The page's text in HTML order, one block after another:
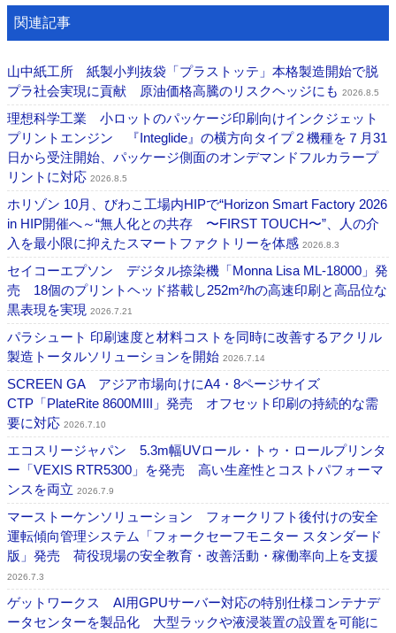
関連記事
山中紙工所 紙製小判抜袋「プラストッテ」本格製造開始で脱
プラ社会実現に貢献 原油価格高騰のリスクヘッジにも 2026.8.5
理想科学工業 小ロットのパッケージ印刷向けインクジェット
プリントエンジン 『Integlide』の横方向タイプ２機種を７月31
日から受注開始、パッケージ側面のオンデマンドフルカラープ
リントに対応 2026.8.5
ホリゾン 10月、びわこ工場内HIPで“Horizon Smart Factory 2026
in HIP開催へ～“無人化との共存 〜FIRST TOUCH〜”、人の介
入を最小限に抑えたスマートファクトリーを体感 2026.8.3
セイコーエプソン デジタル捺染機「Monna Lisa ML-18000」発
売 18個のプリントヘッド搭載し252m²/hの高速印刷と高品位な
黒表現を実現 2026.7.21
パラシュート 印刷速度と材料コストを同時に改善するアクリル
製造トータルソリューションを開始 2026.7.14
SCREEN GA アジア市場向けにA4・8ページサイズ
CTP「PlateRite 8600MIII」発売 オフセット印刷の持続的な需
要に対応 2026.7.10
エコスリージャパン 5.3m幅UVロール・トゥ・ロールプリンタ
ー「VEXIS RTR5300」を発売 高い生産性とコストパフォーマ
ンスを両立 2026.7.9
マーストーケンソリューション フォークリフト後付けの安全
運転傾向管理システム「フォークセーフモニター スタンダード
版」発売 荷役現場の安全教育・改善活動・稼働率向上を支援
2026.7.3
ゲットワークス AI用GPUサーバー対応の特別仕様コンテナデ
ータセンターを製品化 大型ラックや液浸装置の設置を可能に